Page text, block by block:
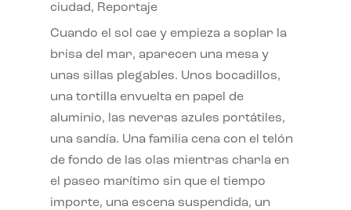
ciudad, Reportaje
Cuando el sol cae y empieza a soplar la
brisa del mar, aparecen una mesa y
unas sillas plegables. Unos bocadillos,
una tortilla envuelta en papel de
aluminio, las neveras azules portátiles,
una sandía. Una familia cena con el telón
de fondo de las olas mientras charla en
el paseo marítimo sin que el tiempo
importe, una escena suspendida, un